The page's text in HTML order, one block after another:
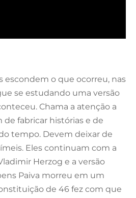
escondem o que ocorreu, nas
se estudando uma versão
Chama a atenção a
fabricar histórias e de
tempo. Devem deixar de
Eles continuam com a
Herzog e a versão
Paiva morreu em um
de 46 fez com que